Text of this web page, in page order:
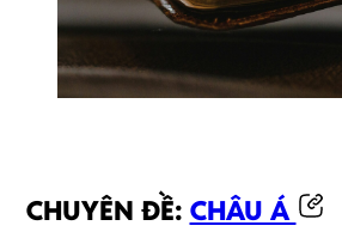
CHUYÊN ĐỀ: CHÂU Á